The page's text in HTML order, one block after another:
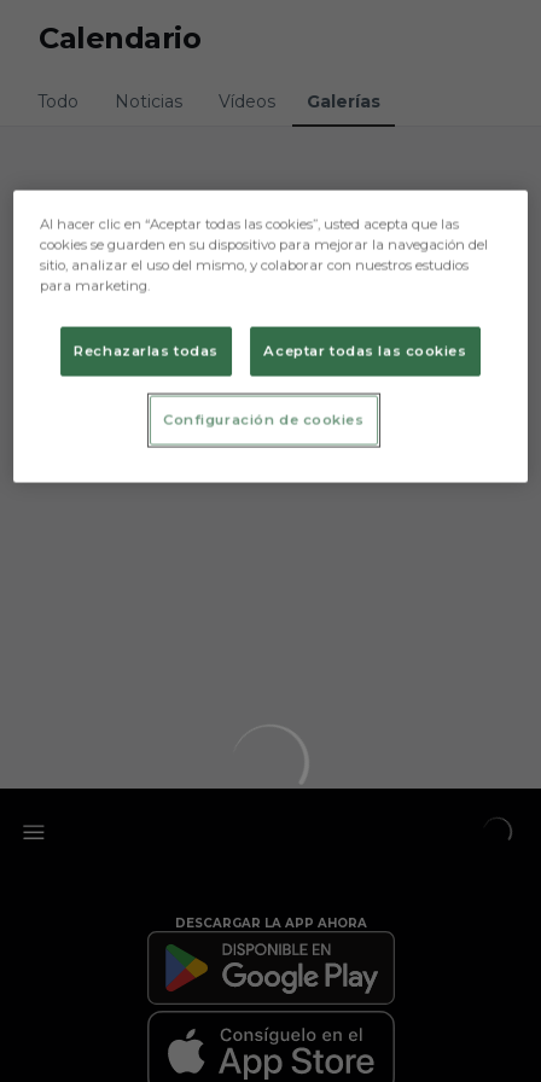
Calendario
Todo Noticias Vídeos Galerías
Lo sentimos, no hemos encontrado nada.
Intenta otra búsqueda.
DESCARGAR LA APP AHORA
Al hacer clic en “Aceptar todas las cookies”, usted acepta que las
cookies se guarden en su dispositivo para mejorar la navegación del
sitio, analizar el uso del mismo, y colaborar con nuestros estudios
para marketing.
Rechazarlas todas Aceptar todas las cookies
Configuración de cookies